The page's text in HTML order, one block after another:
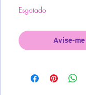
Esgotado
Avise-